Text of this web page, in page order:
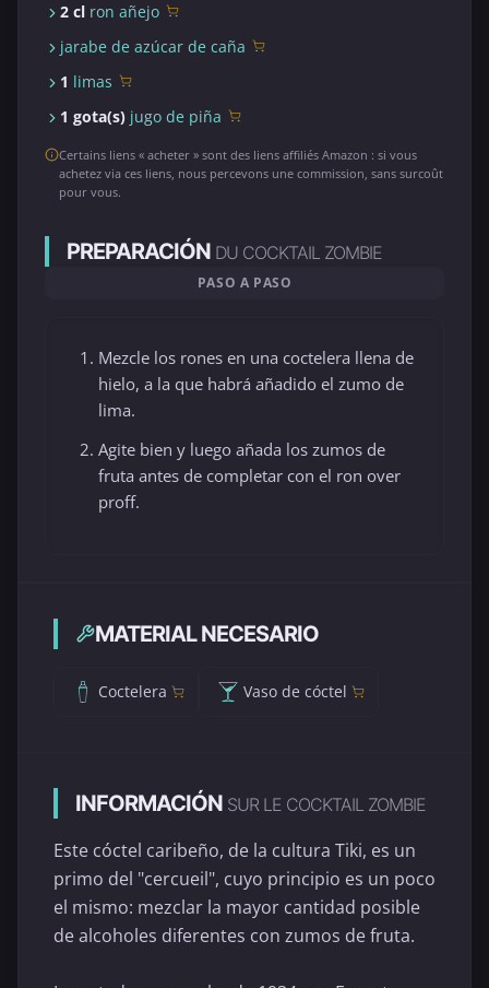
2 cl ron añejo
jarabe de azúcar de caña
1 limas
1 gota(s) jugo de piña
Certains liens « acheter » sont des liens affiliés Amazon : si vous
achetez via ces liens, nous percevons une commission, sans surcoût
pour vous.
PREPARACIÓN DU COCKTAIL ZOMBIE
PASO A PASO
Mezcle los rones en una coctelera llena de
hielo, a la que habrá añadido el zumo de
lima.
Agite bien y luego añada los zumos de
fruta antes de completar con el ron over
proff.
MATERIAL NECESARIO
Coctelera Vaso de cóctel
INFORMACIÓN SUR LE COCKTAIL ZOMBIE
Este cóctel caribeño, de la cultura Tiki, es un
primo del "cercueil", cuyo principio es un poco
el mismo: mezclar la mayor cantidad posible
de alcoholes diferentes con zumos de fruta.